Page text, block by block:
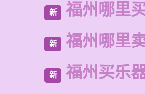
新 福州哪里
新 福州哪里
新 福州买乐